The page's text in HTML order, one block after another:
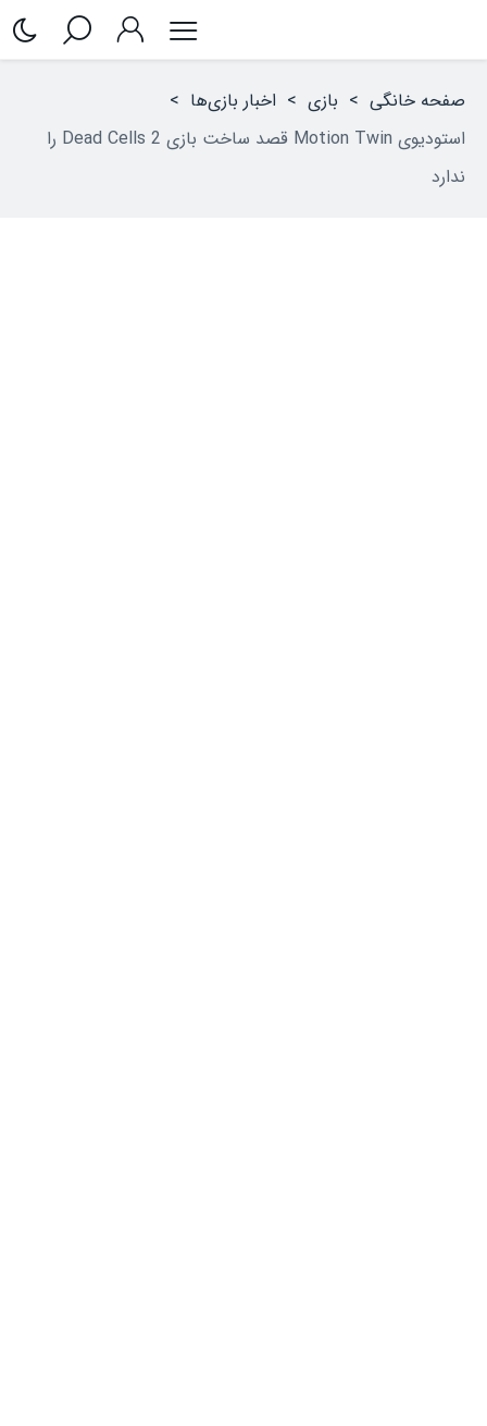
صفحه خانگی > بازی > اخبار بازی‌ها >
استودیوی Motion Twin قصد ساخت بازی Dead Cells 2 را
ندارد